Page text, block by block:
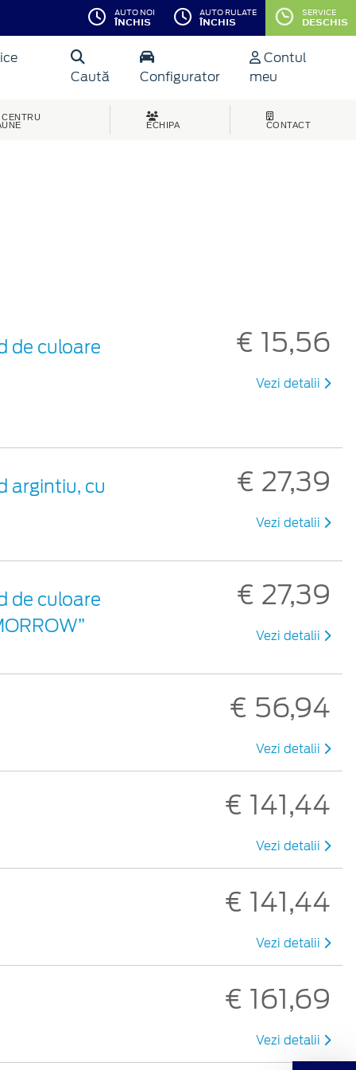
AUTO NOI
ÎNCHIS
AUTO RULATE
ÎNCHIS
SERVICE
DESCHIS
Caută Configurator
Contul
meu
CENTRU
ECHIPA CONTACT
de culoare
€ 15,56
Vezi detalii
argintiu, cu
€ 27,39
Vezi detalii
de culoare
€ 27,39
Vezi detalii
€ 56,94
Vezi detalii
€ 141,44
Vezi detalii
€ 141,44
Vezi detalii
€ 161,69
Vezi detalii